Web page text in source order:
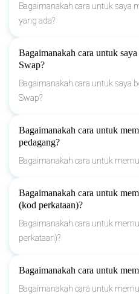
Bagaimanakah cara untuk saya
yang ada?
Bagaimanakah cara untuk
Swap?
Bagaimanakah cara untuk saya
Swap?
Bagaimanakah cara untuk
pedagang?
Bagaimanakah cara untuk
Bagaimanakah cara untuk
(kod perkataan)?
Bagaimanakah cara untuk
perkataan)?
Bagaimanakah cara untuk
Bagaimanakah cara untuk